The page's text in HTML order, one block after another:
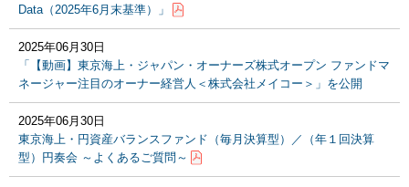
Data（2025年6月末基準）」
2025年06月30日
「【動画】東京海上・ジャパン・オーナーズ株式オープン ファンドマ
ネージャー注目のオーナー経営人＜株式会社メイコー＞」を公開
2025年06月30日
東京海上・円資産バランスファンド（毎月決算型）／（年１回決算
型）円奏会 ～よくあるご質問～